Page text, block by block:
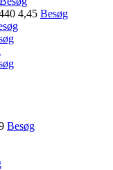
4,45 Besøg
Besøg